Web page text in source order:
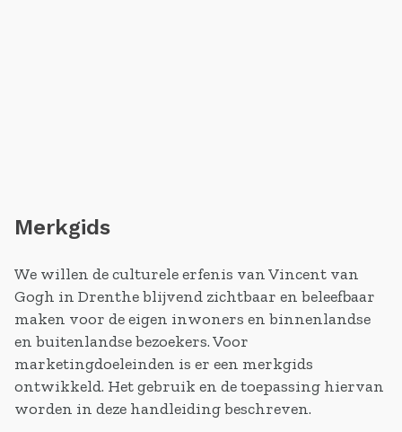
Merkgids
We willen de culturele erfenis van Vincent van
Gogh in Drenthe blijvend zichtbaar en beleefbaar
maken voor de eigen inwoners en binnenlandse
en buitenlandse bezoekers. Voor
marketingdoeleinden is er een merkgids
ontwikkeld. Het gebruik en de toepassing hiervan
worden in deze handleiding beschreven.